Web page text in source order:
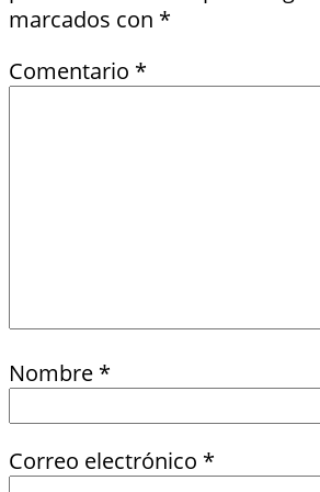
marcados con *
Comentario *
Nombre *
Correo electrónico *